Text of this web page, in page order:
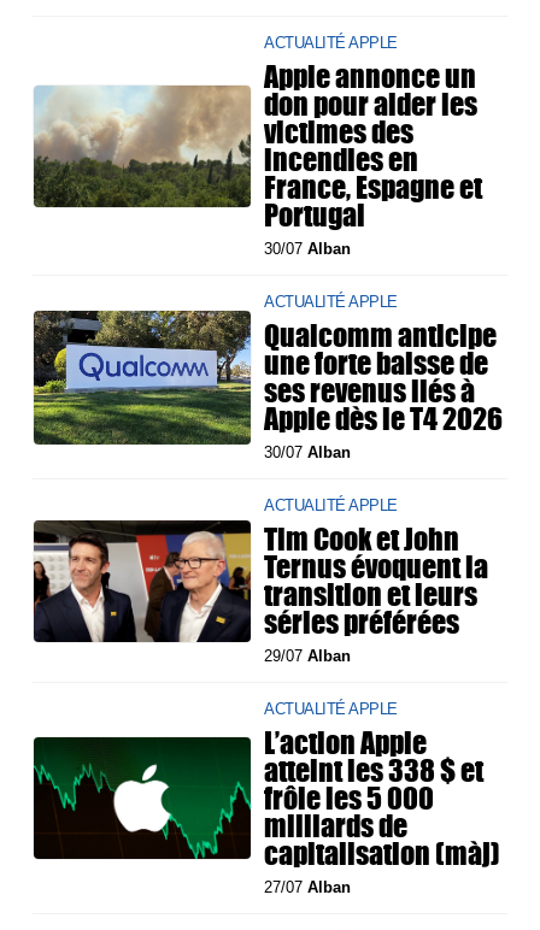
ACTUALITÉ APPLE
Apple annonce un
don pour aider les
victimes des
incendies en
France, Espagne et
Portugal
30/07Alban
ACTUALITÉ APPLE
Qualcomm anticipe
une forte baisse de
ses revenus liés à
Apple dès le T4 2026
30/07Alban
ACTUALITÉ APPLE
Tim Cook et John
Ternus évoquent la
transition et leurs
séries préférées
29/07Alban
ACTUALITÉ APPLE
L’action Apple
atteint les 338 $ et
frôle les 5 000
milliards de
capitalisation (màj)
27/07Alban